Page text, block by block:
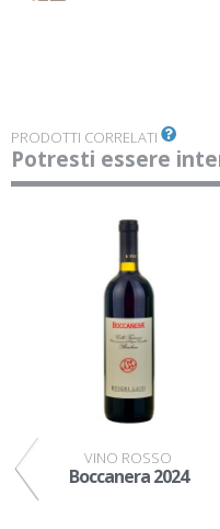
PRODOTTI CORRELATI
Potresti essere
VINO ROSSO
Boccanera 2024